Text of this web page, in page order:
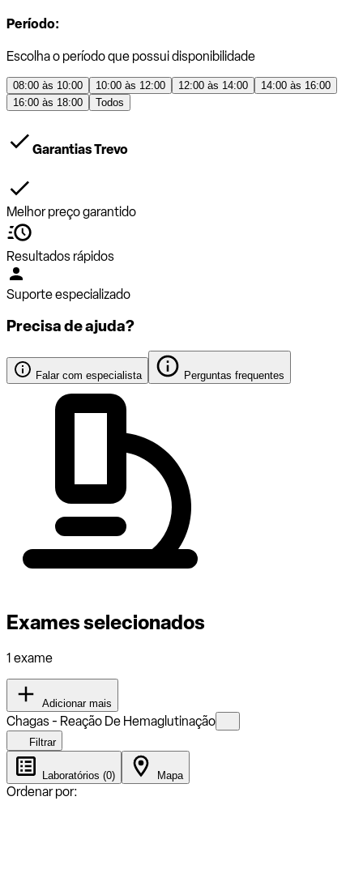
Período:
Escolha o período que possui disponibilidade
08:00 às 10:00 10:00 às 12:00 12:00 às 14:00
14:00 às 16:00
16:00 às 18:00
Todos
Garantias Trevo
Melhor preço garantido
Resultados rápidos
Suporte especializado
Precisa de ajuda?
Falar com especialista Perguntas frequentes
Exames selecionados
1 exame
Adicionar mais
Chagas - Reação De Hemaglutinação
Filtrar
Laboratórios (0) Mapa
Ordenar por: